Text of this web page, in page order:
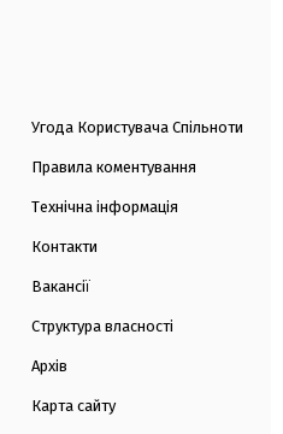
Угода Користувача Спільноти
Правила коментування
Технічна інформація
Контакти
Вакансії
Структура власності
Архів
Карта сайту